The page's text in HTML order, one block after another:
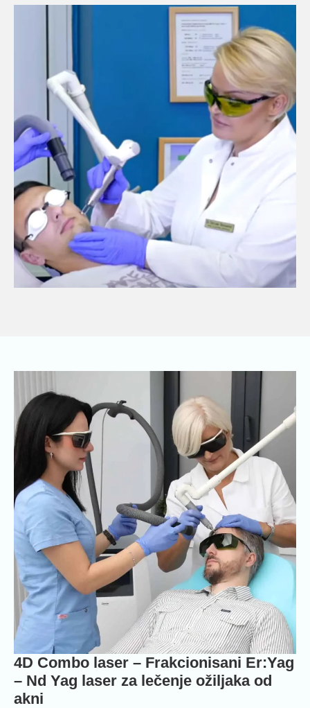
4D Combo laser – Frakcionisani Er:Yag
– Nd Yag laser za lečenje ožiljaka od
akni